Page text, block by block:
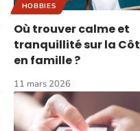
HOBBIES
Où trouver calme et
tranquillité sur la
en famille ?
11 mars 2026